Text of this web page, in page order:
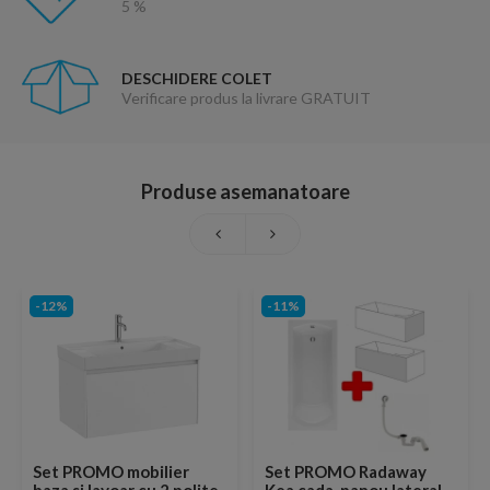
5 %
DESCHIDERE COLET
Verificare produs la livrare GRATUIT
Produse asemanatoare
-12%
Set PROMO mobilier
-11%
Set PROMO Radaway